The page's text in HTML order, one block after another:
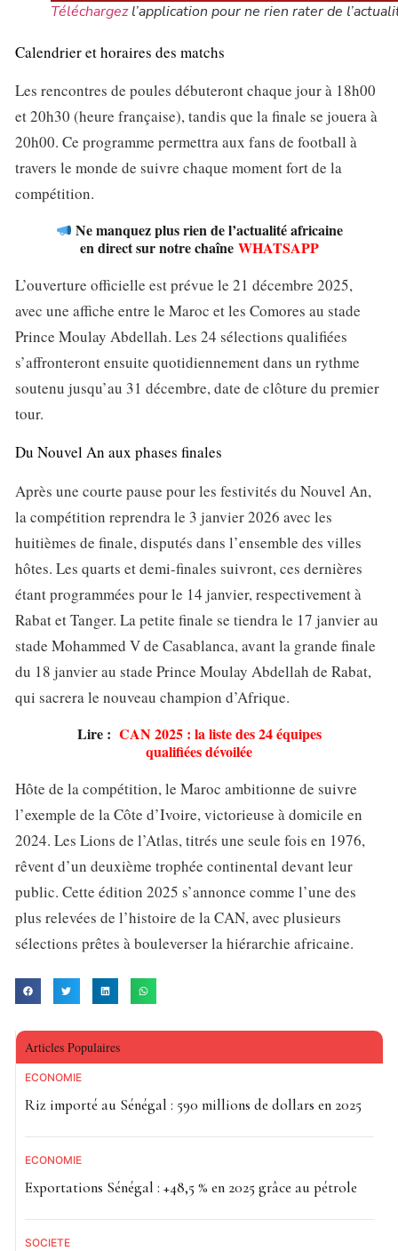
Téléchargezl’application pour ne rien rater de
Calendrier et horaires des matchs
Les rencontres de poules débuteront chaque jour à 18h00
et 20h30 (heure française), tandis que la finale se jouera à
20h00. Ce programme permettra aux fans de football à
travers le monde de suivre chaque moment fort de la
compétition.
Ne manquez plus rien de l’actualité africaine
en direct sur notre chaîne WHATSAPP
L’ouverture officielle est prévue le 21 décembre 2025,
avec une affiche entre le Maroc et les Comores au stade
Prince Moulay Abdellah. Les 24 sélections qualifiées
s’affronteront ensuite quotidiennement dans un rythme
soutenu jusqu’au 31 décembre, date de clôture du premier
tour.
Du Nouvel An aux phases finales
Après une courte pause pour les festivités du Nouvel An,
la compétition reprendra le 3 janvier 2026 avec les
huitièmes de finale, disputés dans l’ensemble des villes
hôtes. Les quarts et demi-finales suivront, ces dernières
étant programmées pour le 14 janvier, respectivement à
Rabat et Tanger. La petite finale se tiendra le 17 janvier au
stade Mohammed V de Casablanca, avant la grande finale
du 18 janvier au stade Prince Moulay Abdellah de Rabat,
qui sacrera le nouveau champion d’Afrique.
Lire : CAN 2025 : la liste des 24 équipes
qualifiées dévoilée
Hôte de la compétition, le Maroc ambitionne de suivre
l’exemple de la Côte d’Ivoire, victorieuse à domicile en
2024. Les Lions de l’Atlas, titrés une seule fois en 1976,
rêvent d’un deuxième trophée continental devant leur
public. Cette édition 2025 s’annonce comme l’une des
plus relevées de l’histoire de la CAN, avec plusieurs
sélections prêtes à bouleverser la hiérarchie africaine.
Articles Populaires
ECONOMIE
Riz importé au Sénégal : 590 millions de dollars en 2025
ECONOMIE
Exportations Sénégal : +48,5 % en 2025 grâce au pétrole
SOCIETE